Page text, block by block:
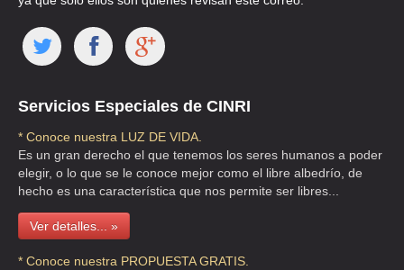
HOSPEDAJES LA COMERCIAL
CLL ENRIQUE GONZALEZ MARTINEZ 26 , SANTA MARIA LA RIBERA
HOSPEDAJES LA COMERCIAL
CLL MERIDA 12 , ROMA
TEL:(55)5533-1873
Servicios Especiales de CINRI
* Conoce nuestra LUZ DE VIDA.
Es un gran derecho el que tenemos los seres humanos a poder
elegir, o lo que se le conoce mejor como el libre albedrío, de
hecho es una característica que nos permite ser libres...
Ver detalles... »
* Conoce nuestra PROPUESTA GRATIS.